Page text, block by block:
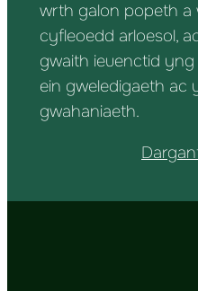
wrth galon popeth a
cyfleoedd arloesol,
gwaith ieuenctid
ein gweledigaeth ac
gwahaniaeth.